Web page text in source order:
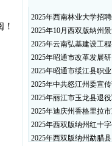
2025年西南林业大学招
2025年10月西双版纳州
2025年云南弘基建设工
2025年昭通市改革发展
2025年昭通市绥江县职
2025年中共怒江州委宣
2025年丽江市玉龙县退
2025年迪庆州香格里拉
2025年西双版纳州红十
2025年西双版纳州勐腊